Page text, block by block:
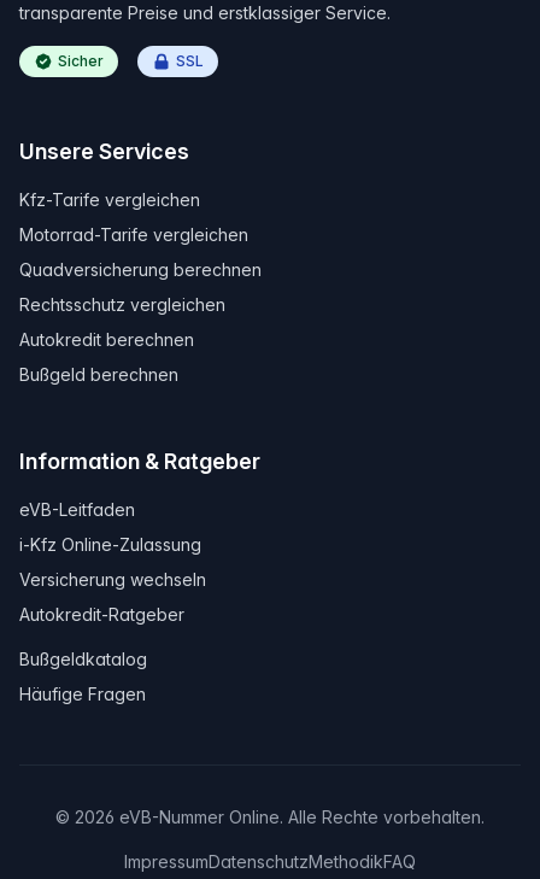
transparente Preise und erstklassiger Service.
Sicher SSL
Unsere Services
Kfz-Tarife vergleichen
Motorrad-Tarife vergleichen
Quadversicherung berechnen
Rechtsschutz vergleichen
Autokredit berechnen
Bußgeld berechnen
Information & Ratgeber
eVB-Leitfaden
i-Kfz Online-Zulassung
Versicherung wechseln
Autokredit-Ratgeber
Bußgeldkatalog
Häufige Fragen
© 2026 eVB-Nummer Online. Alle Rechte vorbehalten.
ImpressumDatenschutzMethodikFAQ